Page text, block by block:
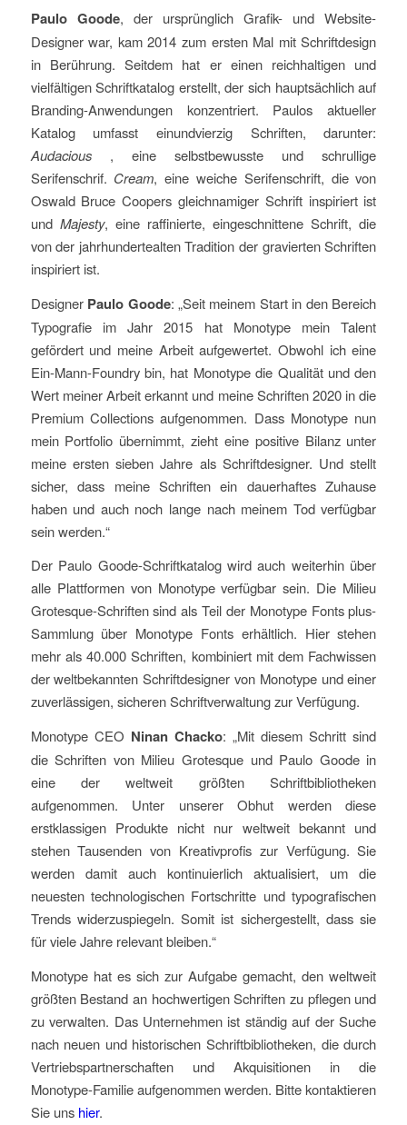
Paulo Goode, der ursprünglich Grafik- und Website-
Designer war, kam 2014 zum ersten Mal mit Schriftdesign
in Berührung. Seitdem hat er einen reichhaltigen und
vielfältigen Schriftkatalog erstellt, der sich hauptsächlich auf
Branding-Anwendungen konzentriert. Paulos aktueller
Katalog umfasst einundvierzig Schriften, darunter:
Audacious, eine selbstbewusste und schrullige
Serifenschrif. Cream, eine weiche Serifenschrift, die von
Oswald Bruce Coopers gleichnamiger Schrift inspiriert ist
und Majesty, eine raffinierte, eingeschnittene Schrift, die
von der jahrhundertealten Tradition der gravierten Schriften
inspiriert ist.
DesignerPaulo Goode: „Seit meinem Start in den Bereich
Typografie im Jahr 2015 hat Monotype mein Talent
gefördert und meine Arbeit aufgewertet. Obwohl ich eine
Ein-Mann-Foundry bin, hat Monotype die Qualität und den
Wert meiner Arbeit erkannt und meine Schriften 2020 in die
Premium Collections aufgenommen. Dass Monotype nun
mein Portfolio übernimmt, zieht eine positive Bilanz unter
meine ersten sieben Jahre als Schriftdesigner. Und stellt
sicher, dass meine Schriften ein dauerhaftes Zuhause
haben und auch noch lange nach meinem Tod verfügbar
sein werden.“
Der Paulo Goode-Schriftkatalog wird auch weiterhin über
alle Plattformen von Monotype verfügbar sein. Die Milieu
Grotesque-Schriften sind als Teil der Monotype Fonts plus-
Sammlung über Monotype Fonts erhältlich. Hier stehen
mehr als 40.000 Schriften, kombiniert mit dem Fachwissen
der weltbekannten Schriftdesigner von Monotype und einer
zuverlässigen, sicheren Schriftverwaltung zur Verfügung.
Monotype CEO Ninan Chacko: „Mit diesem Schritt sind
die Schriften von Milieu Grotesque und Paulo Goode in
eine der weltweit größten Schriftbibliotheken
aufgenommen. Unter unserer Obhut werden diese
erstklassigen Produkte nicht nur weltweit bekannt und
stehen Tausenden von Kreativprofis zur Verfügung. Sie
werden damit auch kontinuierlich aktualisiert, um die
neuesten technologischen Fortschritte und typografischen
Trends widerzuspiegeln. Somit ist sichergestellt, dass sie
für viele Jahre relevant bleiben.“
Monotype hat es sich zur Aufgabe gemacht, den weltweit
größten Bestand an hochwertigen Schriften zu pflegen und
zu verwalten. Das Unternehmen ist ständig auf der Suche
nach neuen und historischen Schriftbibliotheken, die durch
Vertriebspartnerschaften und Akquisitionen in die
Monotype-Familie aufgenommen werden. Bitte kontaktieren
Sie uns hier.